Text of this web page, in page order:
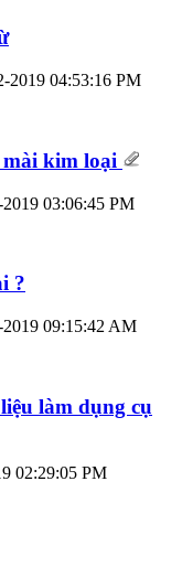
2019 04:53:16 PM
kim loại
03:06:45 PM
?
2019 09:15:42 AM
làm dụng cụ
02:29:05 PM